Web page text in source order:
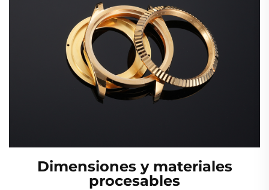
Dimensiones y materiales
procesables